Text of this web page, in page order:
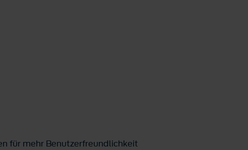
für mehr Benutzerfreundlichkeit